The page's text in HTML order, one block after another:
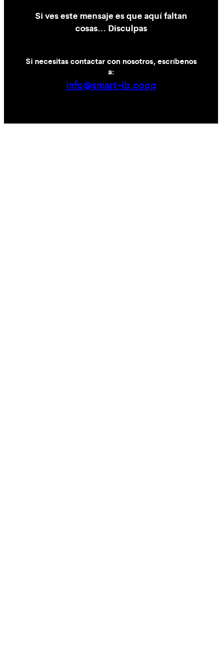
Si ves este mensaje es que aquí faltan
cosas… Disculpas
Si necesitas contactar con nosotros, escríbenos
a:
info@smart-ib.coop